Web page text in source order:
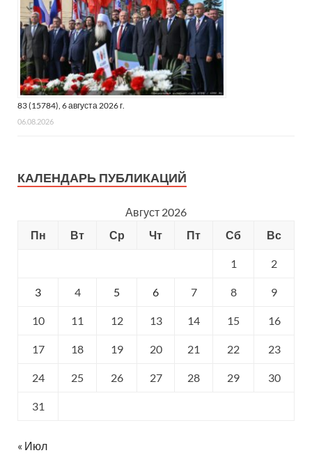
83 (15784), 6 августа 2026 г.
06.08.2026
КАЛЕНДАРЬ ПУБЛИКАЦИЙ
Август 2026
Пн
Вт Ср Чт Пт Сб Вс
1 2
3 4 5 6 7 8 9
10 11 12 13 14 15 16
17 18 19 20 21 22 23
24 25 26 27 28 29 30
31
« Июл